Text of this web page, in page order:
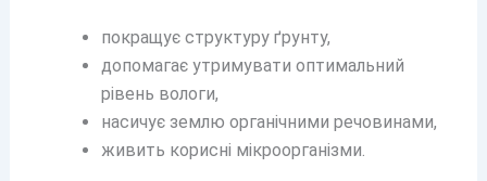
покращує структуру ґрунту,
допомагає утримувати оптимальний
рівень вологи,
насичує землю органічними речовинами,
живить корисні мікроорганізми.